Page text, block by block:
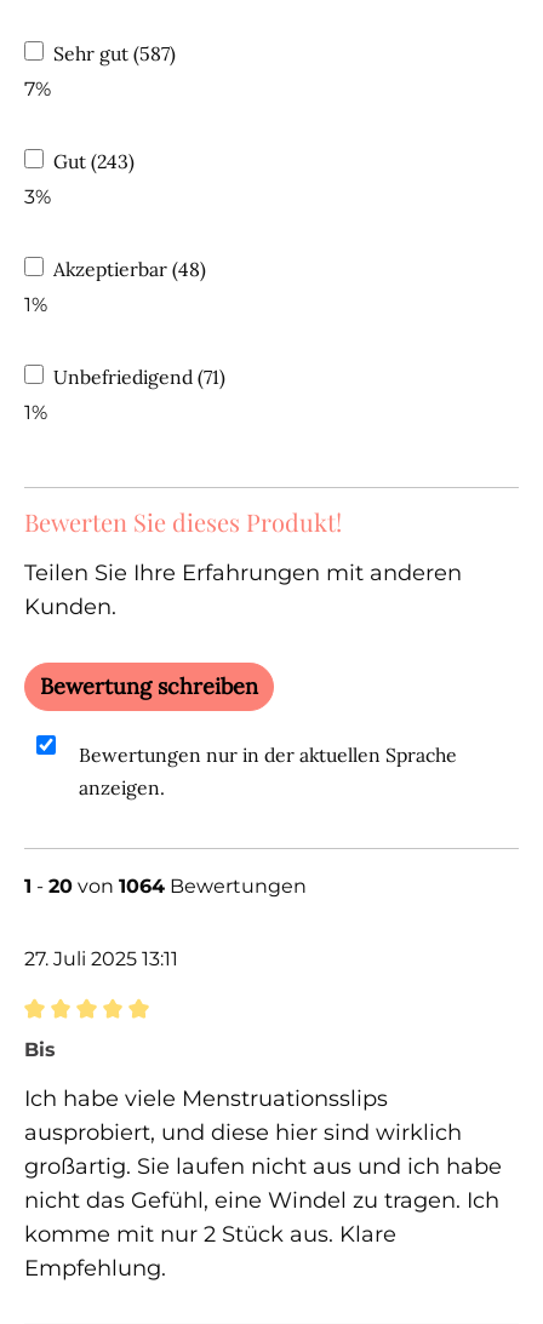
Sehr gut (587)
7%
Gut (243)
3%
Akzeptierbar (48)
1%
Unbefriedigend (71)
1%
Bewerten Sie dieses Produkt!
Teilen Sie Ihre Erfahrungen mit anderen
Kunden.
Bewertung schreiben
Bewertungen nur in der aktuellen Sprache
anzeigen.
1 - 20 von 1064 Bewertungen
27. Juli 2025 13:11
Bewertung mit 5 von 5 Sternen
Bis
Ich habe viele Menstruationsslips
ausprobiert, und diese hier sind wirklich
großartig. Sie laufen nicht aus und ich habe
nicht das Gefühl, eine Windel zu tragen. Ich
komme mit nur 2 Stück aus. Klare
Empfehlung.